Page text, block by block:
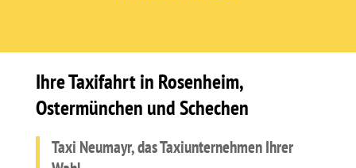
Ihre Taxifahrt in Rosenheim,
Ostermünchen und Schechen
Taxi Neumayr, das Taxiunternehmen Ihrer